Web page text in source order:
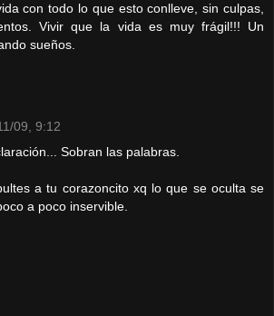
con todo lo que esto conlleve, sin culpas,
Vivir que la vida es muy frágil!!! Un
sueños.
09, 9:12
Sobran las palabras.
a tu corazoncito xq lo que se oculta se
a poco inservible.